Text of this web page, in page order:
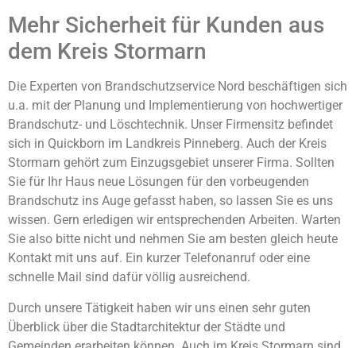
Mehr Sicherheit für Kunden aus
dem Kreis Stormarn
Die Experten von Brandschutzservice Nord beschäftigen sich
u.a. mit der Planung und Implementierung von hochwertiger
Brandschutz- und Löschtechnik. Unser Firmensitz befindet
sich in Quickborn im Landkreis Pinneberg. Auch der Kreis
Stormarn gehört zum Einzugsgebiet unserer Firma. Sollten
Sie für Ihr Haus neue Lösungen für den vorbeugenden
Brandschutz ins Auge gefasst haben, so lassen Sie es uns
wissen. Gern erledigen wir entsprechenden Arbeiten. Warten
Sie also bitte nicht und nehmen Sie am besten gleich heute
Kontakt mit uns auf. Ein kurzer Telefonanruf oder eine
schnelle Mail sind dafür völlig ausreichend.
Durch unsere Tätigkeit haben wir uns einen sehr guten
Überblick über die Stadtarchitektur der Städte und